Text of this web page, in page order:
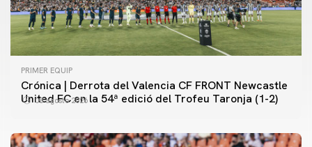
PRIMER EQUIP
Crónica | Derrota del Valencia CF FRONT Newcastle
United FC en la 54ª edició del Trofeu Taronja (1-2)
08 agosto 2026